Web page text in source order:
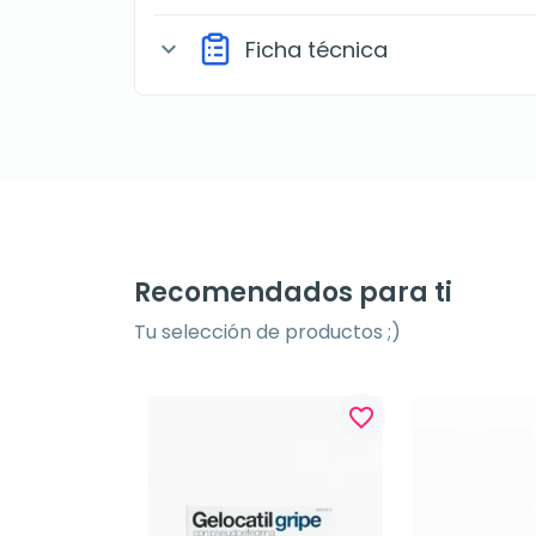
expand_more Ficha técnica
Recomendados para ti
Tu selección de productos ;)
favorite_border